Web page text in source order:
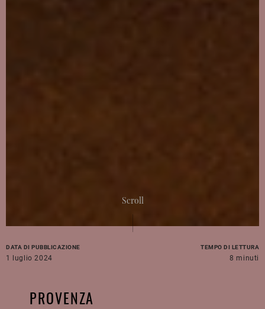
Scroll
DATA DI PUBBLICAZIONE
1 luglio 2024
PROVENZA
TEMPO DI LETTURA
8 minuti